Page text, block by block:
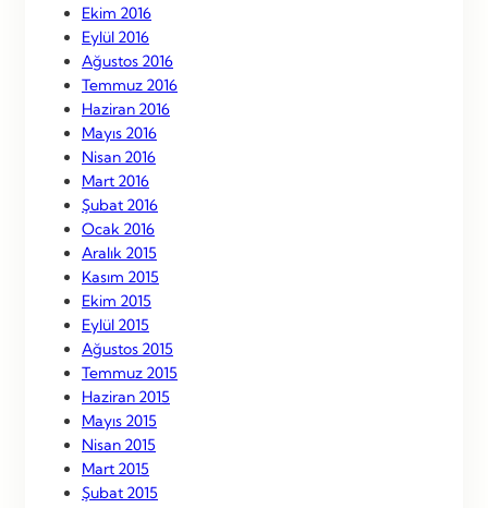
Ekim 2016
Eylül 2016
Ağustos 2016
Temmuz 2016
Haziran 2016
Mayıs 2016
Nisan 2016
Mart 2016
Şubat 2016
Ocak 2016
Aralık 2015
Kasım 2015
Ekim 2015
Eylül 2015
Ağustos 2015
Temmuz 2015
Haziran 2015
Mayıs 2015
Nisan 2015
Mart 2015
Şubat 2015